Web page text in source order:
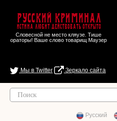
Русский Криминал
Истина любит действовать открыто
Словесной не место кляузе. Тише
ораторы! Ваше слово товарищ Маузер
Мы в Twitter Зеркало сайта
Русский